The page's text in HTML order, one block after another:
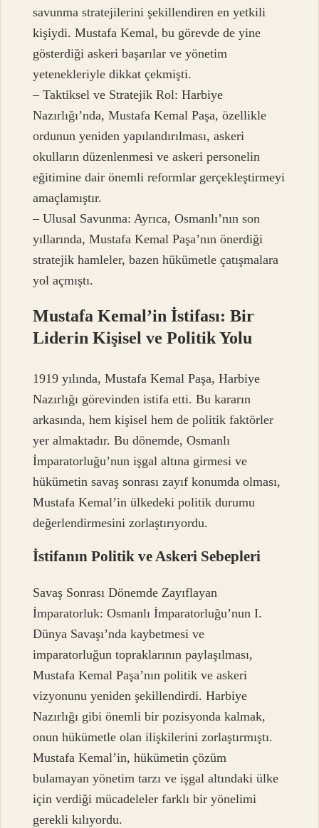
savunma stratejilerini şekillendiren en yetkili
kişiydi. Mustafa Kemal, bu görevde de yine
gösterdiği askeri başarılar ve yönetim
yetenekleriyle dikkat çekmişti.
– Taktiksel ve Stratejik Rol: Harbiye
Nazırlığı’nda, Mustafa Kemal Paşa, özellikle
ordunun yeniden yapılandırılması, askeri
okulların düzenlenmesi ve askeri personelin
eğitimine dair önemli reformlar gerçekleştirmeyi
amaçlamıştır.
– Ulusal Savunma: Ayrıca, Osmanlı’nın son
yıllarında, Mustafa Kemal Paşa’nın önerdiği
stratejik hamleler, bazen hükümetle çatışmalara
yol açmıştı.
Mustafa Kemal’in İstifası: Bir
Liderin Kişisel ve Politik Yolu
1919 yılında, Mustafa Kemal Paşa, Harbiye
Nazırlığı görevinden istifa etti. Bu kararın
arkasında, hem kişisel hem de politik faktörler
yer almaktadır. Bu dönemde, Osmanlı
İmparatorluğu’nun işgal altına girmesi ve
hükümetin savaş sonrası zayıf konumda olması,
Mustafa Kemal’in ülkedeki politik durumu
değerlendirmesini zorlaştırıyordu.
İstifanın Politik ve Askeri Sebepleri
Savaş Sonrası Dönemde Zayıflayan
İmparatorluk: Osmanlı İmparatorluğu’nun I.
Dünya Savaşı’nda kaybetmesi ve
imparatorluğun topraklarının paylaşılması,
Mustafa Kemal Paşa’nın politik ve askeri
vizyonunu yeniden şekillendirdi. Harbiye
Nazırlığı gibi önemli bir pozisyonda kalmak,
onun hükümetle olan ilişkilerini zorlaştırmıştı.
Mustafa Kemal’in, hükümetin çözüm
bulamayan yönetim tarzı ve işgal altındaki ülke
için verdiği mücadeleler farklı bir yönelimi
gerekli kılıyordu.